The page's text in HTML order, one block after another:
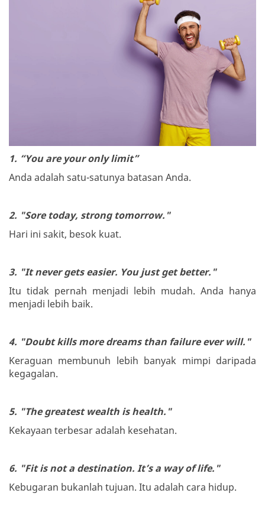
1. “You are your only limit”
Anda adalah satu-satunya batasan Anda.
2. "Sore today, strong tomorrow."
Hari ini sakit, besok kuat.
3. "It never gets easier. You just get better."
Itu tidak pernah menjadi lebih mudah. Anda hanya
menjadi lebih baik.
4. "Doubt kills more dreams than failure ever will."
Keraguan membunuh lebih banyak mimpi daripada
kegagalan.
5. "The greatest wealth is health."
Kekayaan terbesar adalah kesehatan.
6. "Fit is not a destination. It’s a way of life."
Kebugaran bukanlah tujuan. Itu adalah cara hidup.